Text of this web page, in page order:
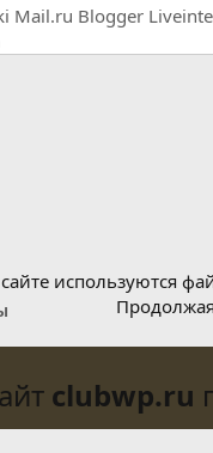
Mail.ru Blogger
используются
clubwp.ru